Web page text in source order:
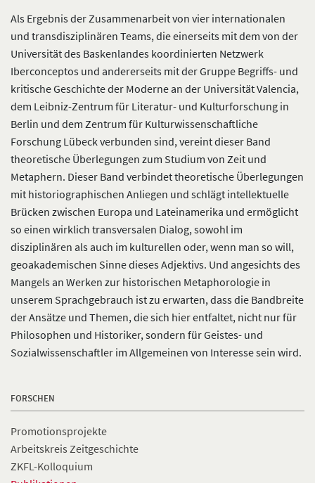
Als Ergebnis der Zusammenarbeit von vier internationalen
und transdisziplinären Teams, die einerseits mit dem von der
Universität des Baskenlandes koordinierten Netzwerk
Iberconceptos und andererseits mit der Gruppe Begriffs- und
kritische Geschichte der Moderne an der Universität Valencia,
dem Leibniz-Zentrum für Literatur- und Kulturforschung in
Berlin und dem Zentrum für Kulturwissenschaftliche
Forschung Lübeck verbunden sind, vereint dieser Band
theoretische Überlegungen zum Studium von Zeit und
Metaphern. Dieser Band verbindet theoretische Überlegungen
mit historiographischen Anliegen und schlägt intellektuelle
Brücken zwischen Europa und Lateinamerika und ermöglicht
so einen wirklich transversalen Dialog, sowohl im
disziplinären als auch im kulturellen oder, wenn man so will,
geoakademischen Sinne dieses Adjektivs. Und angesichts des
Mangels an Werken zur historischen Metaphorologie in
unserem Sprachgebrauch ist zu erwarten, dass die Bandbreite
der Ansätze und Themen, die sich hier entfaltet, nicht nur für
Philosophen und Historiker, sondern für Geistes- und
Sozialwissenschaftler im Allgemeinen von Interesse sein wird.
FORSCHEN
Promotionsprojekte
Arbeitskreis Zeitgeschichte
ZKFL-Kolloquium